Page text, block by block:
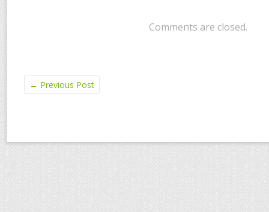
Comments are closed.
← Previous Post